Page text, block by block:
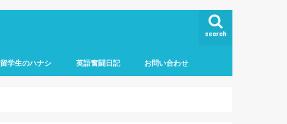
search
留学生のハナシ 英語奮闘日記 お問い合わせ